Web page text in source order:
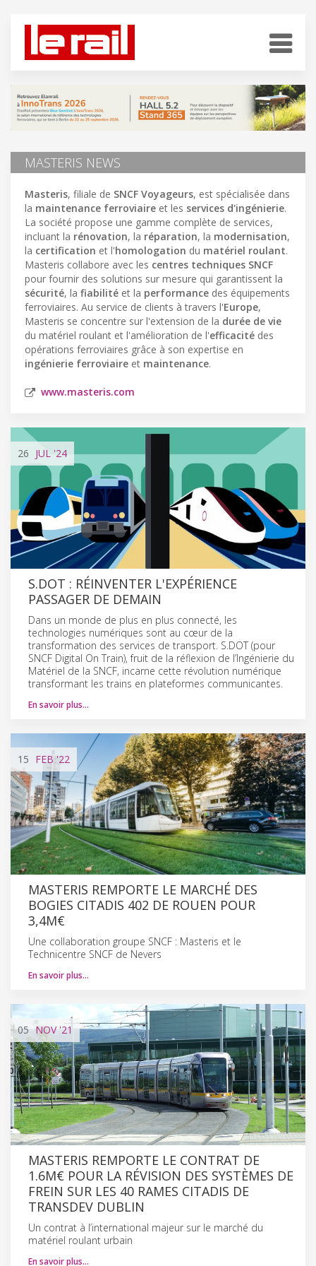
MASTERIS NEWS
Masteris, filiale de SNCF Voyageurs, est spécialisée dans
la maintenance ferroviaire et les services d'ingénierie.
La société propose une gamme complète de services,
incluant la rénovation, la réparation, la modernisation,
la certification et l'homologation du matériel roulant.
Masteris collabore avec les centres techniques SNCF
pour fournir des solutions sur mesure qui garantissent la
sécurité, la fiabilité et la performance des équipements
ferroviaires. Au service de clients à travers l'Europe,
Masteris se concentre sur l'extension de la durée de vie
du matériel roulant et l'amélioration de l'efficacité des
opérations ferroviaires grâce à son expertise en
ingénierie ferroviaire et maintenance.
www.masteris.com
26 JUL '24
S.DOT : RÉINVENTER L'EXPÉRIENCE
PASSAGER DE DEMAIN
Dans un monde de plus en plus connecté, les
technologies numériques sont au cœur de la
transformation des services de transport. S.DOT (pour
SNCF Digital On Train), fruit de la réflexion de l’Ingénierie du
Matériel de la SNCF, incarne cette révolution numérique
transformant les trains en plateformes communicantes.
En savoir plus…
15 FEB'22
MASTERIS REMPORTE LE MARCHÉ DES
BOGIES CITADIS 402 DE ROUEN POUR
3,4M€
Une collaboration groupe SNCF : Masteris et le
Technicentre SNCF de Nevers
En savoir plus…
05 NOV'21
MASTERIS REMPORTE LE CONTRAT DE
1.6M€ POUR LA RÉVISION DES SYSTÈMES DE
FREIN SUR LES 40 RAMES CITADIS DE
TRANSDEV DUBLIN
Un contrat à l’international majeur sur le marché du
matériel roulant urbain
En savoir plus…